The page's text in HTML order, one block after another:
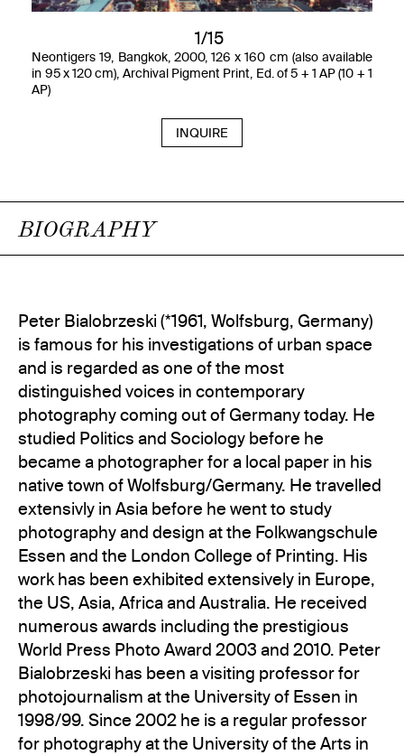
Neontigers 19, Bangkok, 2000, 126 x 160 cm (also available
in 95 x 120 cm), Archival Pigment Print, Ed. of 5 + 1 AP (10 + 1
AP)
1/15
INQUIRE
BIOGRAPHY
Peter Bialobrzeski (*1961, Wolfsburg, Germany)
is famous for his investigations of urban space
and is regarded as one of the most
distinguished voices in contemporary
photography coming out of Germany today. He
studied Politics and Sociology before he
became a photographer for a local paper in his
native town of Wolfsburg/Germany. He travelled
extensivly in Asia before he went to study
photography and design at the Folkwangschule
Essen and the London College of Printing. His
work has been exhibited extensively in Europe,
the US, Asia, Africa and Australia. He received
numerous awards including the prestigious
World Press Photo Award 2003 and 2010. Peter
Bialobrzeski has been a visiting professor for
photojournalism at the University of Essen in
1998/99. Since 2002 he is a regular professor
for photography at the University of the Arts in